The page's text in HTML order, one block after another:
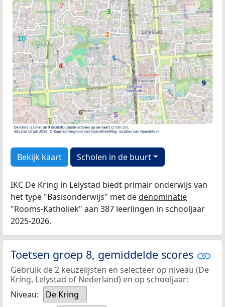
Bekijk kaart Scholen in de buurt
IKC De Kring in Lelystad biedt primair onderwijs van
het type "Basisonderwijs" met dedenominatie
"Rooms-Katholiek" aan 387 leerlingen in schooljaar
2025-2026.
Toetsen groep 8, gemiddelde scores
Gebruik de 2 keuzelijsten en selecteer op niveau (De
Kring, Lelystad of Nederland) en op schooljaar:
Niveau:
De Kring